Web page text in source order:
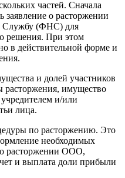
частей. Сначала
заявление о расторжении
Службу (ФНС) для
решения. При этом
в действительной форме и
и долей участников
имущество
и/или
лица.
по расторжению. Это
необходимых
о расторжении ООО,
и выплата доли прибыли